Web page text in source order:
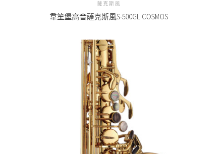
薩克斯風
韋笙堡高音薩克斯風S-500GL COSMOS